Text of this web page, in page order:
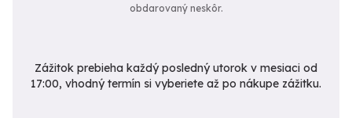
obdarovaný neskôr.
Zážitok prebieha každý posledný utorok v mesiaci od
17:00, vhodný termín si vyberiete až po nákupe zážitku.